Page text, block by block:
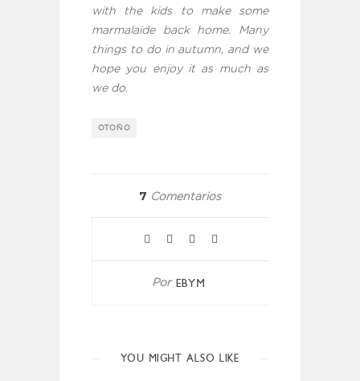
with the kids to make some
marmalaide back home. Many
things to do in autumn, and we
hope you enjoy it as much as
we do.
OTOÑO
7 Comentarios
Por EBYM
YOU MIGHT ALSO LIKE